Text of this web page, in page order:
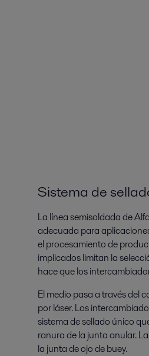
Sistema de
La línea semisoldada de
adecuada para
el procesamiento de
implicados limitan la
hace que los
El medio pasa a través del
por láser. Los
sistema de sellado único
ranura de la junta anular.
la junta de ojo de buey.